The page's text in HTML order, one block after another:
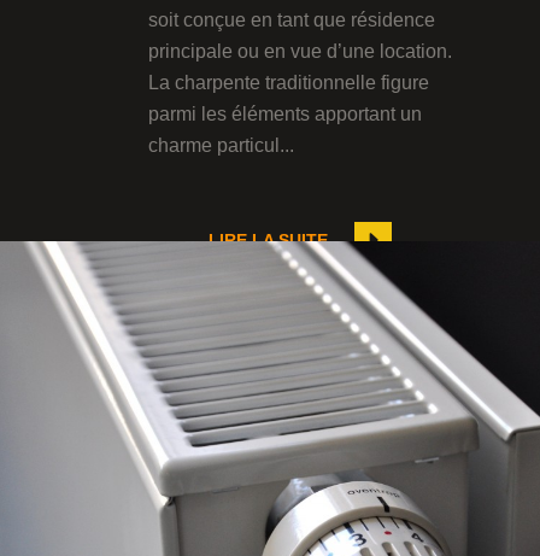
soit conçue en tant que résidence
principale ou en vue d’une location.
La charpente traditionnelle figure
parmi les éléments apportant un
charme particul...
LIRE LA SUITE